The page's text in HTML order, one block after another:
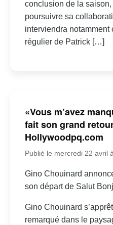
conclusion de la
poursuivre sa
interviendra notamment
régulier de Patrick […]
«Vous m’avez
fait son grand
Hollywoodpq.com
Publié le mercredi 22 avril
Gino Chouinard
son départ de Salut
Gino Chouinard
remarqué dans le